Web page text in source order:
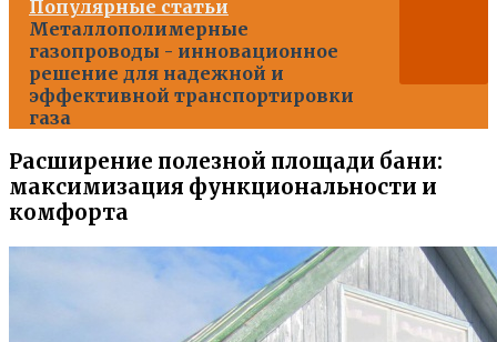
Популярные статьи
Металлополимерные
газопроводы - инновационное
решение для надежной и
эффективной транспортировки
газа
Расширение полезной площади бани:
максимизация функциональности и
комфорта